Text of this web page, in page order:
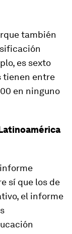
también
es sexto
tienen entre
en ninguno
sí que los de
el informe